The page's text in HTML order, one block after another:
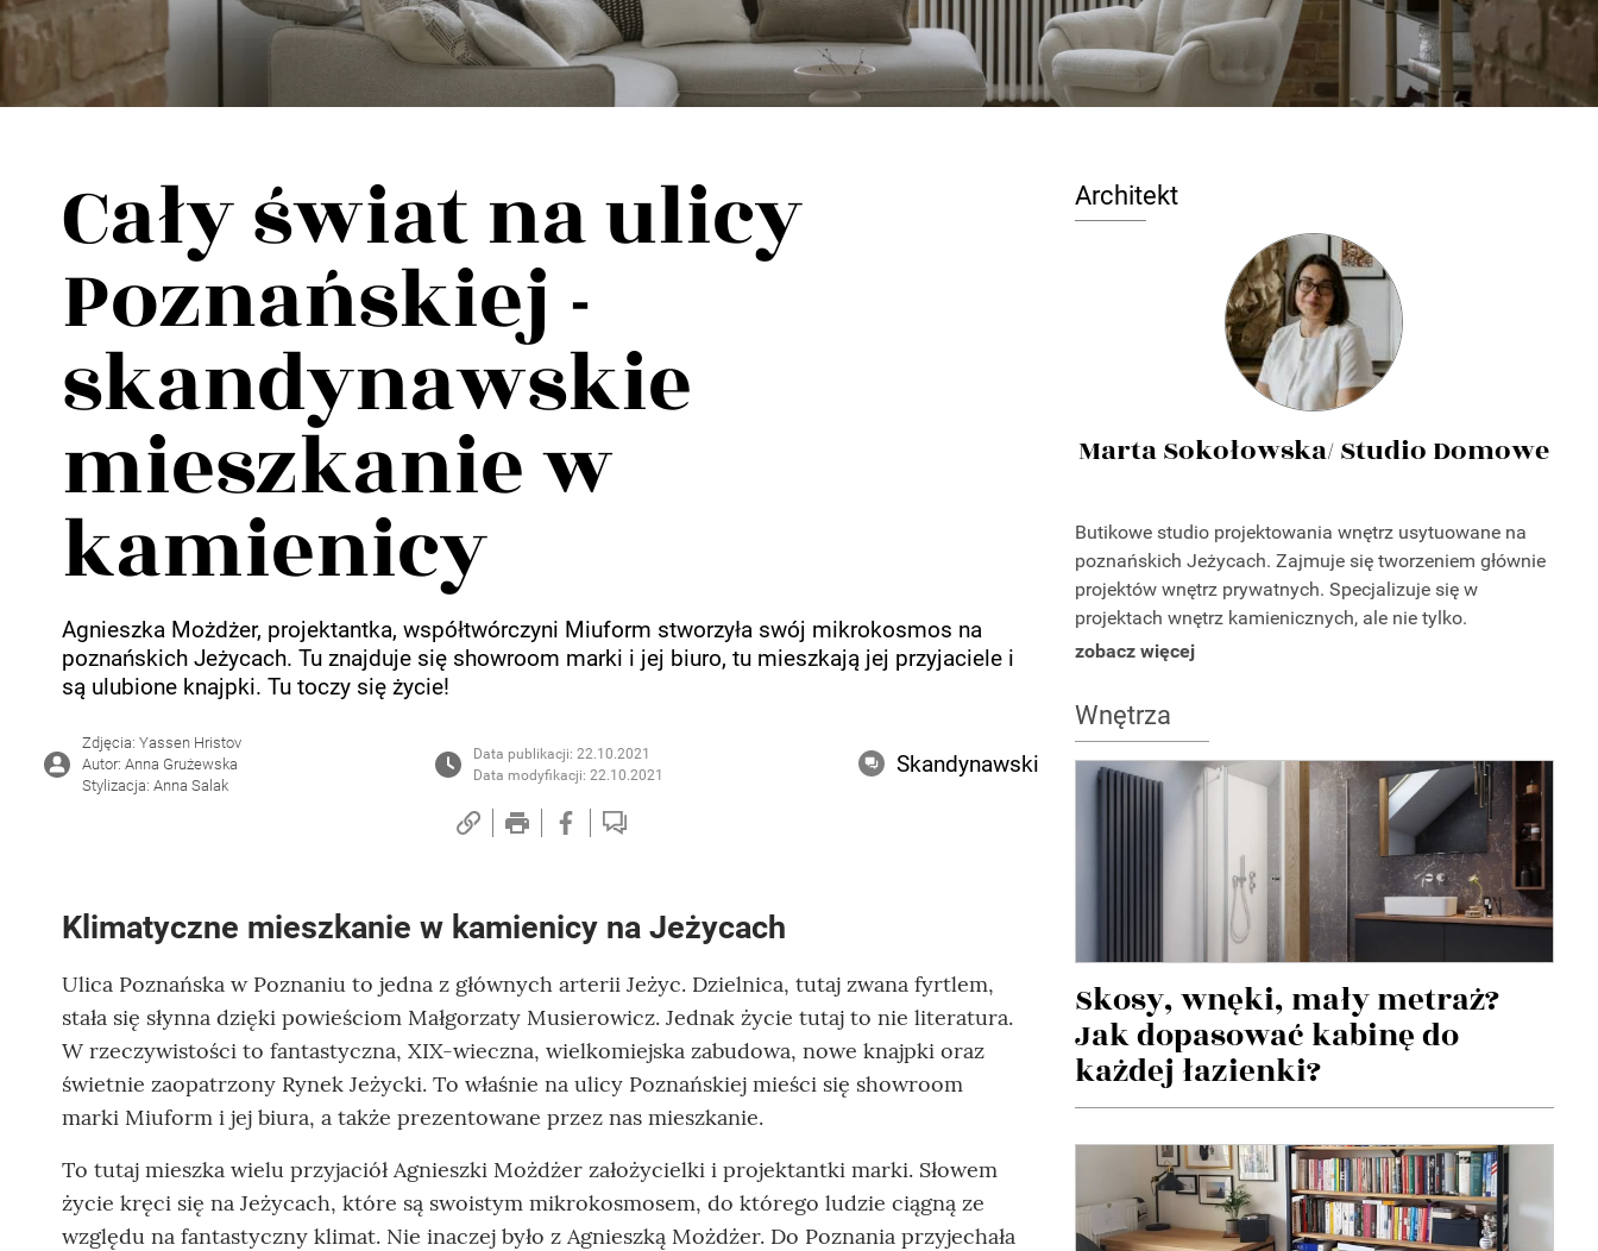
Wellnes
Cały świat na ulicy
Poznańskiej -
skandynawskie
mieszkanie w
kamienicy
Agnieszka Możdżer, projektantka, współtwórczyni Miuform stworzyła swój mikrokosmos na
poznańskich Jeżycach. Tu znajduje się showroom marki i jej biuro, tu mieszkają jej przyjaciele i
są ulubione knajpki. Tu toczy się życie!
Zdjęcia: Yassen Hristov
Autor: Anna Grużewska
Stylizacja: Anna Salak
Data publikacji: 22.10.2021
Data modyfikacji: 22.10.2021
Skandynawski
Klimatyczne mieszkanie w kamienicy na Jeżycach
Ulica Poznańska w Poznaniu to jedna z głównych arterii Jeżyc. Dzielnica, tutaj zwana fyrtlem,
stała się słynna dzięki powieściom Małgorzaty Musierowicz. Jednak życie tutaj to nie literatura.
W rzeczywistości to fantastyczna, XIX-wieczna, wielkomiejska zabudowa, nowe knajpki oraz
świetnie zaopatrzony Rynek Jeżycki. To właśnie na ulicy Poznańskiej mieści się showroom
marki Miuform i jej biura, a także prezentowane przez nas mieszkanie.
To tutaj mieszka wielu przyjaciół Agnieszki Możdżer założycielki i projektantki marki. Słowem
życie kręci się na Jeżycach, które są swoistym mikrokosmosem, do którego ludzie ciągną ze
względu na fantastyczny klimat. Nie inaczej było z Agnieszką Możdżer. Do Poznania przyjechała
Architekt
Marta Sokołowska/ Studio Domowe
Butikowe studio projektowania wnętrz usytuowane na
poznańskich Jeżycach. Zajmuje się tworzeniem głównie
projektów wnętrz prywatnych. Specjalizuje się w
projektach wnętrz kamienicznych, ale nie tylko.
Właścicielka studia wiele lat spędziła w Skandynawii, co
stylu jej projektów. We wnętrzach ceni wykorzystanie
naturalnych materiałów jak drewno lub kamień.
zobacz więcej
Wnętrza
Skosy, wnęki, mały metraż?
Jak dopasować kabinę do
każdej łazienki?